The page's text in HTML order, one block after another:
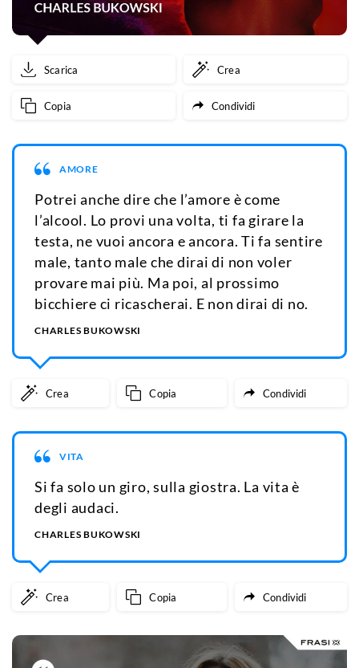
balugina
fioca
questi
5
anni
vita.
Scarica Crea
Copia Condividi
AMORE
Potrei anche dire che l’amore è come
l’alcool. Lo provi una volta, ti fa girare la
testa, ne vuoi ancora e ancora. Ti fa sentire
male, tanto male che dirai di non voler
provare mai più. Ma poi, al prossimo
bicchiere ci ricascherai. E non dirai di no.
CHARLES BUKOWSKI
Crea Copia Condividi
VITA
Si fa solo un giro, sulla giostra. La vita è
degli audaci.
CHARLES BUKOWSKI
Crea Copia Condividi